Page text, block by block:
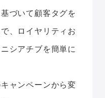
づいて顧客タグを
、ロイヤリティお
シアチブを簡単に
ャンペーンから変